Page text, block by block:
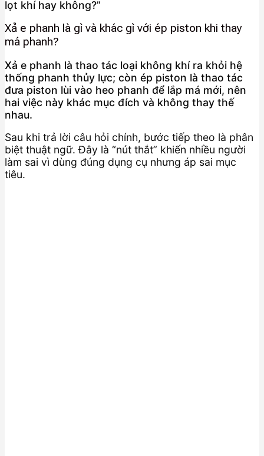
lọt khí hay không?”
Xả e phanh là gì và khác gì với ép piston khi thay
má phanh?
Xả e phanh là thao tác loại không khí ra khỏi hệ
thống phanh thủy lực; còn ép piston là thao tác
đưa piston lùi vào heo phanh để lắp má mới, nên
hai việc này khác mục đích và không thay thế
nhau.
Sau khi trả lời câu hỏi chính, bước tiếp theo là phân
biệt thuật ngữ. Đây là “nút thắt” khiến nhiều người
làm sai vì dùng đúng dụng cụ nhưng áp sai mục
tiêu.